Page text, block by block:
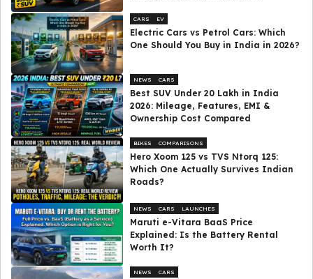
CARS EV
Electric Cars vs Petrol Cars: Which
One Should You Buy in India in 2026?
NEWS CARS
Best SUV Under ₹20 Lakh in India
2026: Mileage, Features, EMI &
Ownership Cost Compared
BIKES COMPARISONS
Hero Xoom 125 vs TVS Ntorq 125:
Which One Actually Survives Indian
Roads?
NEWS CARS LAUNCHES
Maruti e-Vitara BaaS Price
Explained: Is the Battery Rental
Worth It?
NEWS CARS